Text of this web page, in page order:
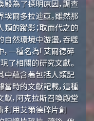
為了探明原因，調查
埃爾多拉迪亞。雖然那
的蹤影；取而代之的
自然環境中游盪，吞噬
一種名為「艾爾德碎
了相關的研究文獻。
中蘊含著包括人類記
時的文獻記載，這種
，阿克拉斯召喚殿堂
利用艾爾德碎片創